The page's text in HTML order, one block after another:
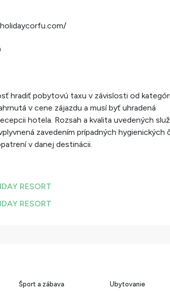
hradiť pobytovú taxu v závislosti od
v cene zájazdu a musí byť uhradená
hotela. Rozsah a kvalita uvedených
zavedením prípadných hygienických
v danej destinácii.
RESORT
RESORT
Šport a zábava Ubytovanie